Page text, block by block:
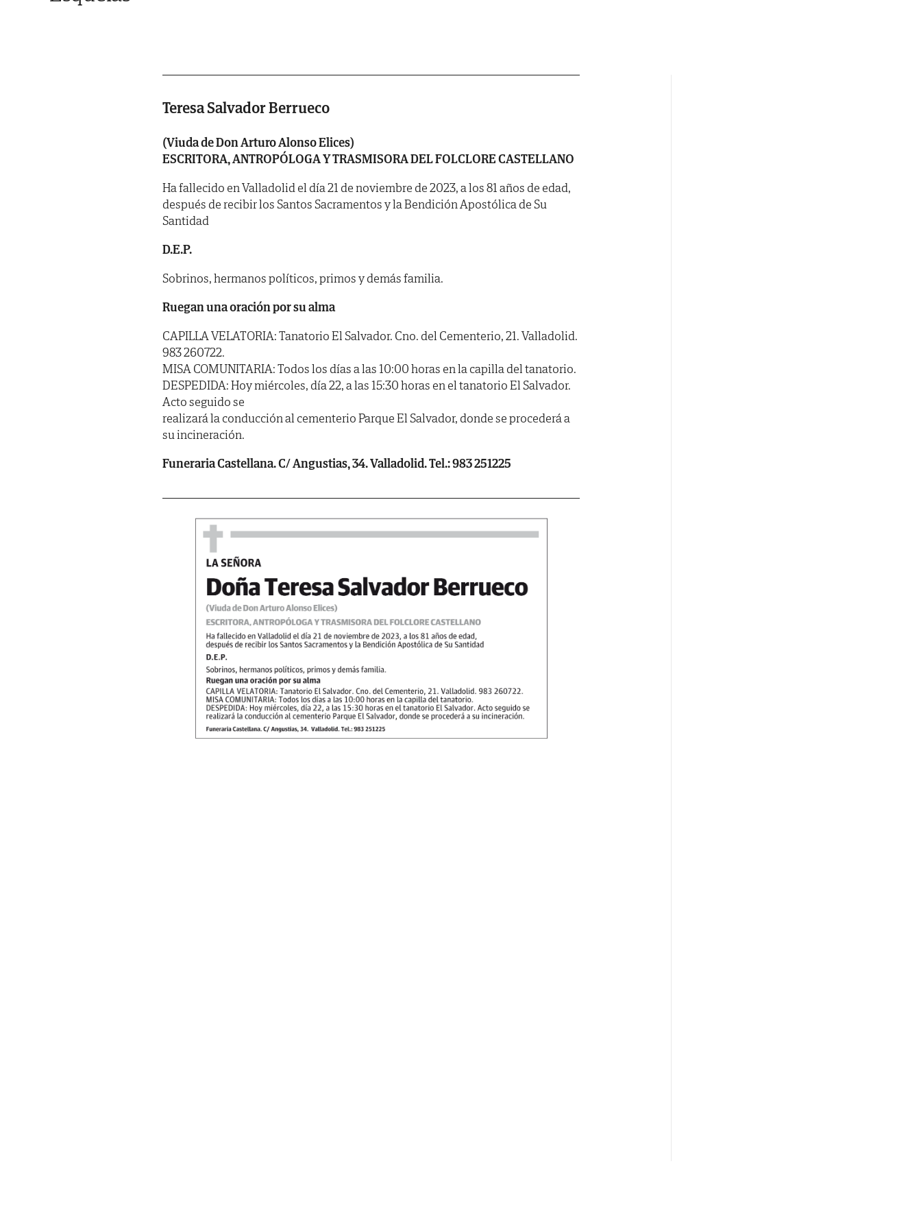
Teresa Salvador Berrueco
(Viuda de Don Arturo Alonso Elices)
ESCRITORA, ANTROPÓLOGA Y TRASMISORA DEL FOLCLORE CASTELLANO
Ha fallecido en Valladolid el día 21 de noviembre de 2023, a los 81 años de edad,
después de recibir los Santos Sacramentos y la Bendición Apostólica de Su
Santidad
D.E.P.
Sobrinos, hermanos políticos, primos y demás familia.
Ruegan una oración por su alma
CAPILLA VELATORIA: Tanatorio El Salvador. Cno. del Cementerio, 21. Valladolid.
983 260722.
MISA COMUNITARIA: Todos los días a las 10:00 horas en la capilla del tanatorio.
DESPEDIDA: Hoy miércoles, día 22, a las 15:30 horas en el tanatorio El Salvador.
Acto seguido se
realizará la conducción al cementerio Parque El Salvador, donde se procederá a
su incineración.
Funeraria Castellana. C/ Angustias, 34. Valladolid. Tel.: 983 251225